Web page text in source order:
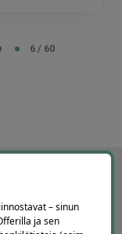
7 / 60
– sinun
ja sen